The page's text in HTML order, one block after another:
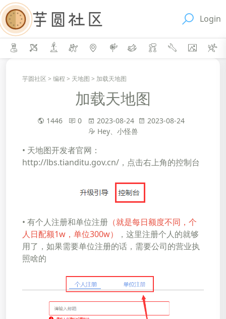
Login
芋圆社区 > 编程 > 天地图 > 加载天地图
加载天地图
1446 0 2023-08-24
2023-08-24
Hey、小怪兽
• 天地图开发者官网：
http://lbs.tianditu.gov.cn/ ，点击右上角的控制台
• 有个人注册和单位注册 （就是每日额度不同，个
人日配额1w，单位300w）
，这里注册个人的就够
用了，如果需要单位注册的话，需要公司的营业执
照啥的